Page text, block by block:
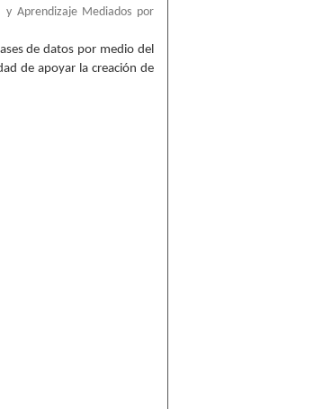
y Aprendizaje Mediados por
de datos por medio del
de apoyar la creación de